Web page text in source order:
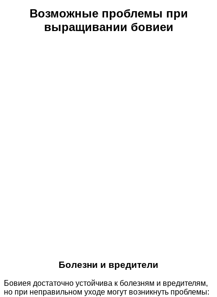
Возможные проблемы при
выращивании бовиеи
Болезни и вредители
Бовиея достаточно устойчива к болезням и вредителям,
но при неправильном уходе могут возникнуть проблемы: